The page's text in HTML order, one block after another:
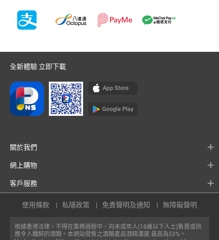
全新體驗 立即下載
關於我們
網上購物
客戶服務
根據香港法律，不得在業務過程中，向未成年人(18歲以下人士)售賣或供
應令人醺醉的酒類。本網站發售之酒類產品酒精濃度 最高為53%。
使用條款 私隱政策 免責聲明及通知 無障礙聲明